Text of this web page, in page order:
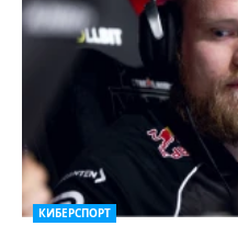
КИБЕРСПОРТ